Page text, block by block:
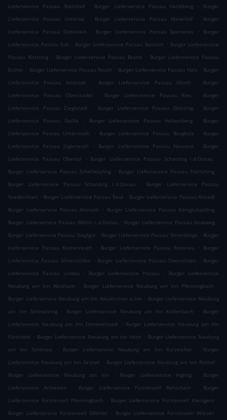
Lieferservice Passau Stelzlhof
. Burger Lieferservice Passau Hacklberg .
Burger
Lieferservice Passau Unteröd
. Burger Lieferservice Passau Maierhof .
Burger
Lieferservice Passau Doblstein
. Burger Lieferservice Passau Sperrwies .
Burger
Lieferservice Passau Eck . Burger Lieferservice Passau Reisach . Burger Lieferservice
Passau Rittsteig . Burger Lieferservice Passau Brand . Burger Lieferservice Passau
Eichet . Burger Lieferservice Passau Reuth . Burger Lieferservice Passau Hals . Burger
Lieferservice Passau Innstadt
. Burger Lieferservice Passau Wörth .
Burger
Lieferservice Passau Oberstadel
. Burger Lieferservice Passau Ries .
Burger
Lieferservice Passau Zieglstadl
. Burger Lieferservice Passau Dietzing .
Burger
Lieferservice Passau Gaißa
. Burger Lieferservice Passau Hellersberg .
Burger
Lieferservice Passau Unterreuth
. Burger Lieferservice Passau Burgholz .
Burger
Lieferservice Passau Jägerreuth
. Burger Lieferservice Passau Neureut .
Burger
Lieferservice Passau Oberöd
. Burger Lieferservice Passau Schalding l.d.Donau
.
Burger Lieferservice Passau Schellköpfing . Burger Lieferservice Passau Patriching .
Burger Lieferservice Passau Schalding r.d.Donau
.
Burger Lieferservice Passau
Niedernhart . Burger Lieferservice Passau Reut . Burger Lieferservice Passau Alstadt .
Burger Lieferservice Passau Altstadt
. Burger Lieferservice Passau Königschalding .
Burger Lieferservice Passau Wörth r.d.Donau . Burger Lieferservice Passau Grubweg .
Burger Lieferservice Passau Sieglgut . Burger Lieferservice Passau Stromlänge . Burger
Lieferservice Passau Kastenreuth
. Burger Lieferservice Passau Rosenau . Burger
Lieferservice Passau Untersölden . Burger Lieferservice Passau Obersölden . Burger
Lieferservice Passau Lindau
. Burger Lieferservice Passau .
Burger Lieferservice
Neuburg am Inn Abraham
. Burger Lieferservice Neuburg am Inn Pfenningbach
.
Burger Lieferservice Neuburg am Inn Neukirchen a.Inn . Burger Lieferservice Neuburg
am Inn Schmelzing
. Burger Lieferservice Neuburg am Inn Kälberbach .
Burger
Lieferservice Neuburg am Inn Dommelstadl
. Burger Lieferservice Neuburg am Inn
Fürstdobl . Burger Lieferservice Neuburg am Inn Höch . Burger Lieferservice Neuburg
am Inn Schönau
. Burger Lieferservice Neuburg am Inn Kurzeichet .
Burger
Lieferservice Neuburg am Inn Grünet . Burger Lieferservice Neuburg am Inn Rothof .
Burger Lieferservice Neuburg am Inn
. Burger Lieferservice Ingling .
Burger
Lieferservice Achleiten
. Burger Lieferservice Fürstenzell Rehschaln .
Burger
Lieferservice Fürstenzell Pfenningbach
. Burger Lieferservice Fürstenzell Kleingern
.
Burger Lieferservice Fürstenzell Gföhret
. Burger Lieferservice Fürstenzell Wiesen
.